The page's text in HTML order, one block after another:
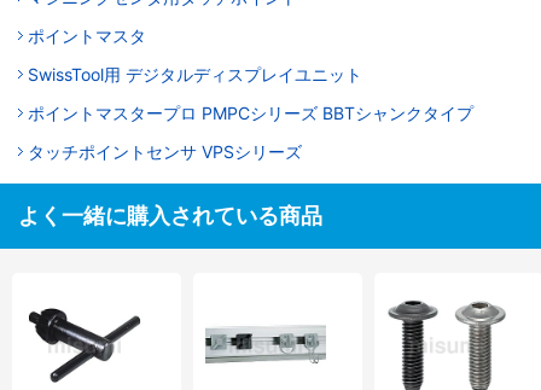
ポイントマスタ
SwissTool用 デジタルディスプレイユニット
ポイントマスタープロ PMPCシリーズ BBTシャンクタイプ
タッチポイントセンサ VPSシリーズ
よく一緒に購入されている商品